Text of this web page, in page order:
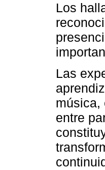
Los
Las
música,
entre